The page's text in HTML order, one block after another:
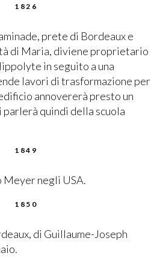
1826
prete di Bordeaux e
di Maria, diviene proprietario
in seguito a una
lavori di trasformazione per
annovererà presto un
quindi della scuola
1849
Meyer negli USA.
1850
di Guillaume-Joseph